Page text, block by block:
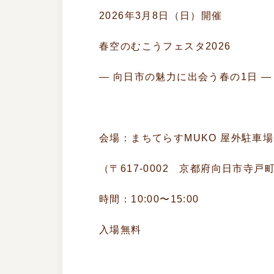
2026年3月8日（日）開催
春空のむこうフェスタ2026
― 向日市の魅力に出会う春の1日 ―
会場：まちてらすMUKO 屋外駐車場
（〒617-0002 京都府向日市寺戸
時間：10:00〜15:00
入場無料